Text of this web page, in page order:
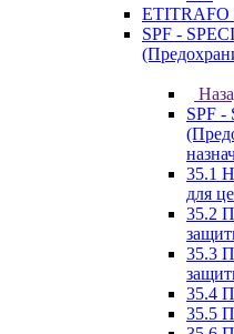
ETITRAFO
SPF -
SPF -
35.1
для
35.2
35.3
35.4
35.5